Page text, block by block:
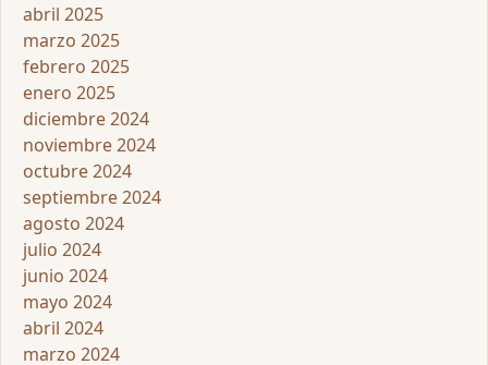
abril 2025
marzo 2025
febrero 2025
enero 2025
diciembre 2024
noviembre 2024
octubre 2024
septiembre 2024
agosto 2024
julio 2024
junio 2024
mayo 2024
abril 2024
marzo 2024